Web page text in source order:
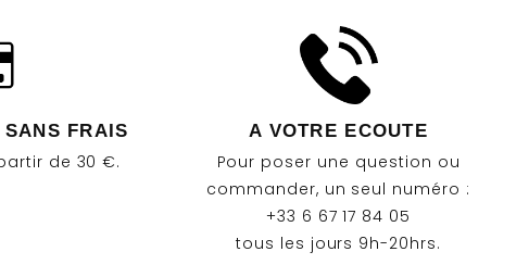
FRAIS
de 30 €.
A VOTRE ECOUTE
Pour poser une question ou
commander, un seul numéro :
+33 6 67 17 84 05
tous les jours 9h-20hrs.